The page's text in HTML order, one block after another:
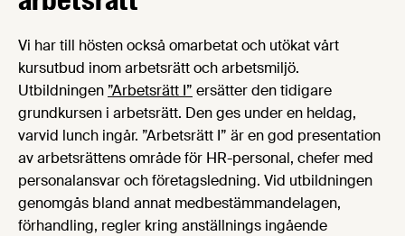
Vi har till hösten också omarbetat och utökat vårt
kursutbud inom arbetsrätt och arbetsmiljö.
Utbildningen ”Arbetsrätt I” ersätter den tidigare
grundkursen i arbetsrätt. Den ges under en heldag,
varvid lunch ingår. ”Arbetsrätt I” är en god presentation
av arbetsrättens område för HR-personal, chefer med
personalansvar och företagsledning. Vid utbildningen
genomgås bland annat medbestämmandelagen,
förhandling, regler kring anställnings ingående